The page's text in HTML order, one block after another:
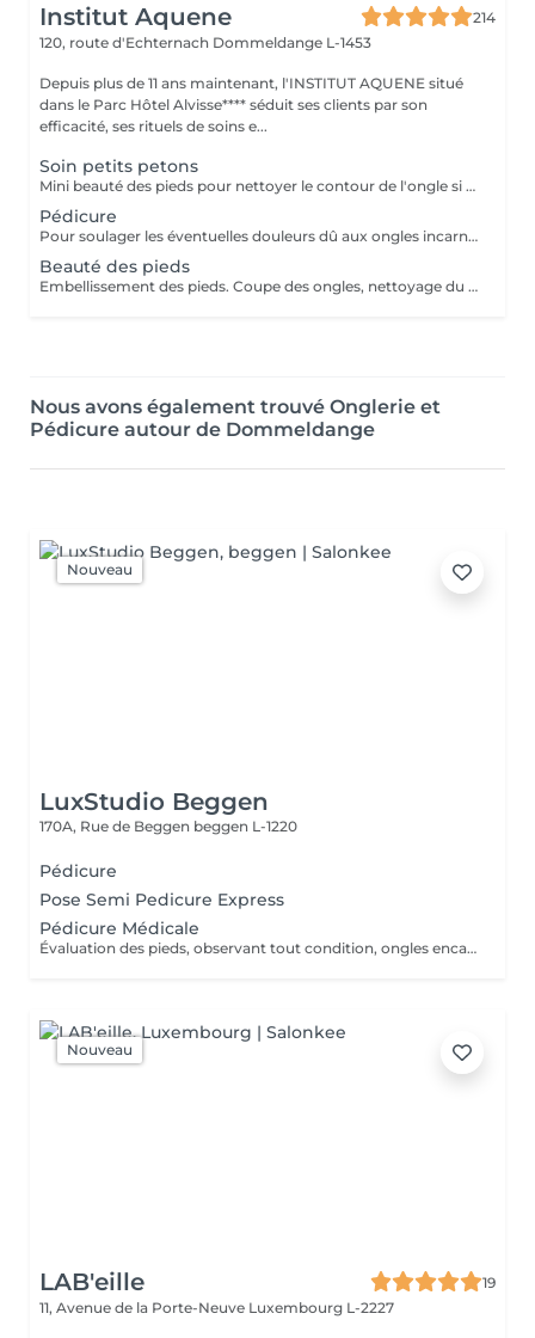
Institut Aquene
214
120, route d'Echternach Dommeldange L-1453
Depuis plus de 11 ans maintenant, l'INSTITUT AQUENE situé
dans le Parc Hôtel Alvisse**** séduit ses clients par son
efficacité, ses rituels de soins e...
Soin petits petons
Mini beauté des pieds pour nettoyer le contour de l'ongle si nécessaire. Si l'enfant le souhaite nous lui offrons la pose vernis avec les couleurs biosourcées totalement naturelles.
Pédicure
Pour soulager les éventuelles douleurs dû aux ongles incarnés, cors. L'usage du bistouri pour enlever de simple callosités sera considéré comme une pédicure.
Beauté des pieds
Embellissement des pieds. Coupe des ongles, nettoyage du contour des cuticules et râpe pour poncer le dessous des pieds.
Nous avons également trouvé Onglerie et
Pédicure autour de Dommeldange
Nouveau
LuxStudio Beggen
170A, Rue de Beggen beggen L-1220
Pédicure
Pose Semi Pedicure Express
Pédicure Médicale
Évaluation des pieds, observant tout condition, ongles encarnes, cour, callosités ! En cas de infections, champignons, micose ou les problèmes cotanés, recomandez une visite chez le podologue si necessaire. Desinfection des Pieds avec solution antiseptique. Retrait du Vernis Précédent avec un dissolvant pour nettoyer complètement les ongles des pieds. Coupez, desencarnes et Modelez les ongles avec une pance et lime, Pousses les Cuticules avec batone pour repousser doucement vers l'arrière et coupez les excès, Coupez avec bisturi les callosites si necessaire Traitement avec une rape pour eliminer les cellules mortes et les callosites, sans besoin d'immersion dans l'eau. Application d'un gommage supplementaire si necessaire. Hydratation Intense avec crème et les cuticules pour maintenir la peau douce, Appliquez une base transparent pour protéger les ongles. Attendez suffisamment de tempos pour sèc
Nouveau
LAB'eille
19
11, Avenue de la Porte-Neuve Luxembourg L-2227